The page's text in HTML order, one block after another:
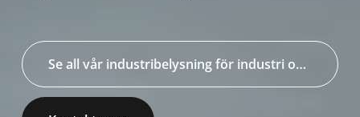
Se all vår industribelysning för industri och lager